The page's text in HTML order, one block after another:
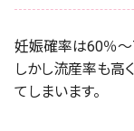
妊娠確率は60％～
しかし流産率も高
てしまいます。